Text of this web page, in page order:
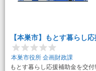
【本巣市】もとす暮らし
本巣市役所 企画財政課
もとす暮らし応援補助金を交付!